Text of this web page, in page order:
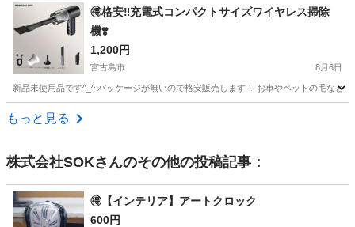
沖縄 宮古島市 その他 新品
🉐格安‼️充電式コンパクトサイズワイヤレス掃除
機❣️
1,200円
宮古島市 8月6日
新品未使用品です^_^ パッケージが無いので格安販売します！ お車やペットの毛など
沖縄 宮古島市
もっと見る
株式会社SOKさんのその他の投稿記事：
🉐【インテリア】アートクロック
600円